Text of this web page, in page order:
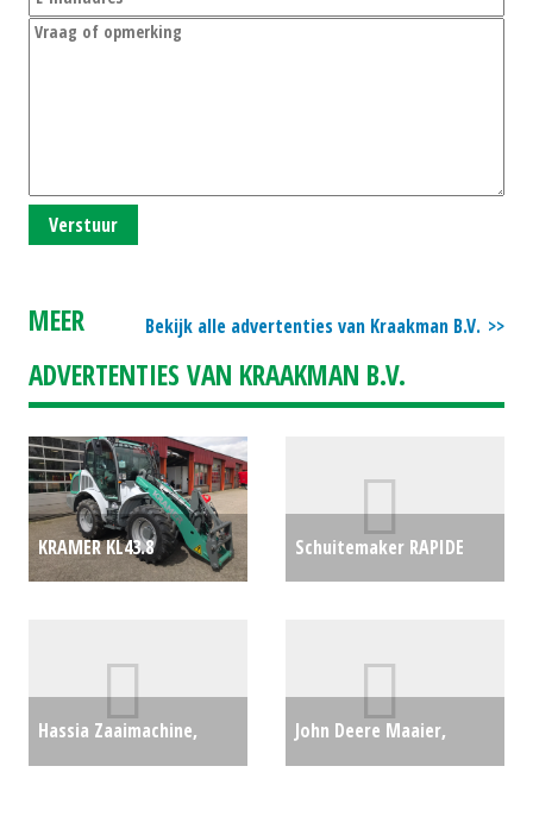
Verstuur
Bekijk alle advertenties van Kraakman B.V.
MEER
ADVERTENTIES VAN KRAAKMAN B.V.
KRAMER KL43.8
Schuitemaker RAPIDE
Hassia Zaaimachine,
John Deere Maaier,